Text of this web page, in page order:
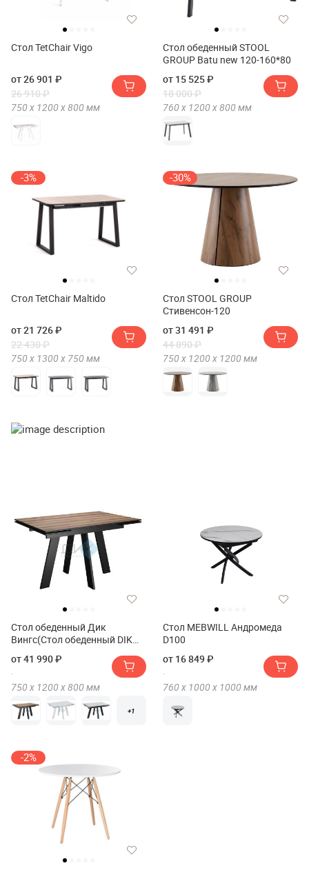
Стол TetChair Vigo
от 26 901 ₽
26 910 ₽
750 х 1200 х800 мм
Стол обеденный STOOL
GROUP Batu new 120-160*80
от 15 525 ₽
18 000 ₽
760 х 1200 х800 мм
-3%
Стол TetChair Maltido
от 21 726 ₽
22 430 ₽
750 х 1300 х 750 мм
-30%
Стол STOOL GROUP
Стивенсон-120
от 31 491 ₽
44 890 ₽
750 х 1200 х 1200 мм
Стол обеденный Дик
Вингс(Стол обеденный DIK
от 41 990 ₽
750 х 1200 х800 мм
+1
Стол MEBWILL Андромеда
D100
от 16 849 ₽
760 х 1000 х 1000 мм
-2%